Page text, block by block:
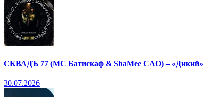
СКВАДЪ 77 (МС Батискаф & ShaMee CAO) – «Дикий»
30.07.2026